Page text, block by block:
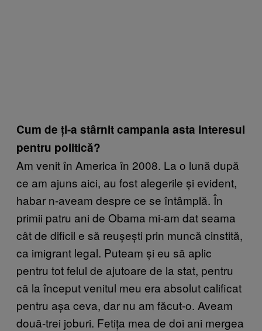
Cum de ți-a stârnit campania asta interesul
pentru politică?
Am venit în America în 2008. La o lună după
ce am ajuns aici, au fost alegerile și evident,
habar n-aveam despre ce se întâmplă. În
primii patru ani de Obama mi-am dat seama
cât de dificil e să reușești prin muncă cinstită,
ca imigrant legal. Puteam și eu să aplic
pentru tot felul de ajutoare de la stat, pentru
că la început venitul meu era absolut calificat
pentru așa ceva, dar nu am făcut-o. Aveam
două-trei joburi. Fetița mea de doi ani mergea